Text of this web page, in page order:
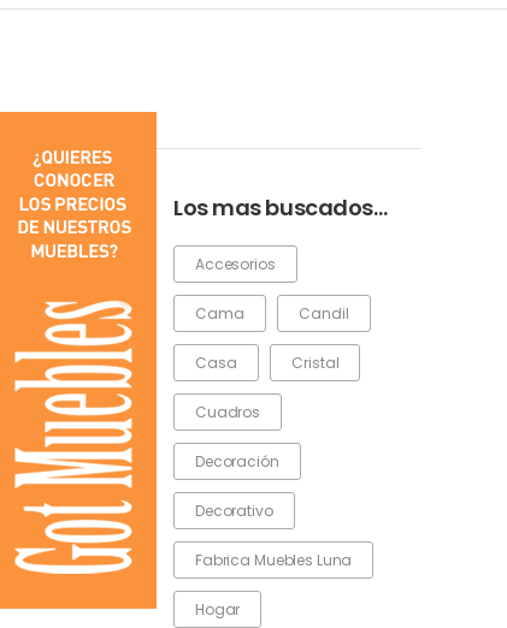
Los mas buscados…
Accesorios
Cama Candil
Casa Cristal
Cuadros
Decoración
Decorativo
Fabrica Muebles Luna
Hogar